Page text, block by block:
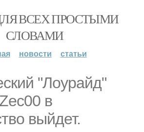
ВСЕХ ПРОСТЫМИ
СЛОВАМИ
новости статьи
"Лоурайд"
в
выйдет.